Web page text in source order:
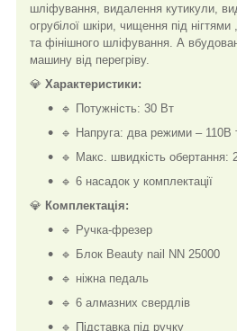
шліфування, видалення кутикули,
огрубілої шкіри, чищення під нігтями
та фінішного шліфування. А
машину від перегріву.
💎 Характеристики:
🔹 Потужність: 30 Вт
🔹 Напруга: два режими – 110В
🔹 Макс. швидкість обертання:
🔹 6 насадок у комплектації
💎 Комплектація:
🔹 Ручка-фрезер
🔹 Блок Beauty nail NN 25000
🔹 ніжна педаль
🔹 6 алмазних свердлів
🔹 Підставка під ручку